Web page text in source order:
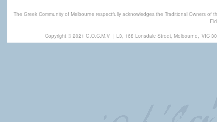
The Greek Community of Melbourne respectfully acknowledges the Traditional Owners
Copyright © 2021 G.O.C.M.V | L3, 168 Lonsdale Street, Melbourne, VIC